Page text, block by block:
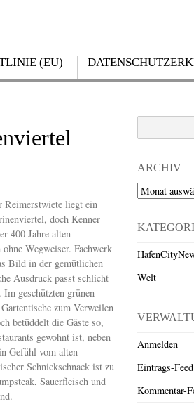
(EU)
Reimerstwiete liegt ein
doch Kenner
400 Jahre alten
Wegweiser. Fachwerk
Bild in der gemütlichen
Ausdruck passt schlicht
geschützten grünen
zum Verweilen
betüddelt die Gäste so,
gewohnt ist, neben
Gefühl vom alten
Schnickschnack ist zu
Sauerfleisch und
ARCHIV
Archiv
Welt
Anmelden
Eintrags-Feed
Kommentar-